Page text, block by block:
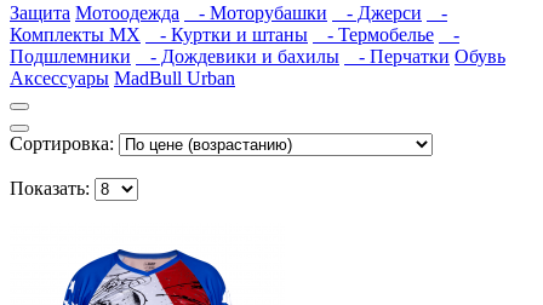
Защита Мотоодежда - Моторубашки - Джерси
-
Комплекты MX
- Куртки и штаны - Термобелье
-
Подшлемники
- Дождевики и бахилы - Перчатки Обувь
Аксессуары MadBull Urban
Сортировка:
Показать: